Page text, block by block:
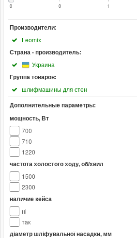
0 0 1
Производители:
Leomix
Страна - производитель:
Украина
Группа товаров:
шлифмашины для стен
Дополнительные параметры:
мощность, Вт
700
710
1220
частота холостого ходу, об/хвил
1500
2300
наличие кейса
ні
так
діаметр шліфувальної насадки, мм